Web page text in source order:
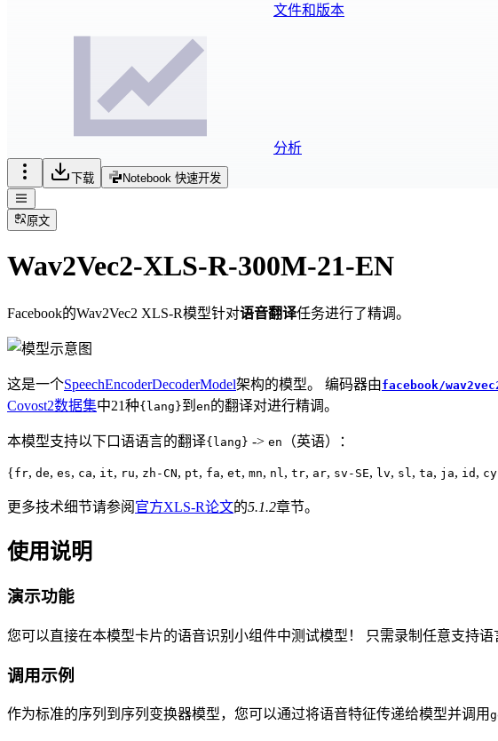
文件和版本
分析
下载 Notebook 快速开发
原文
Wav2Vec2-XLS-R-300M-21-EN
Facebook的Wav2Vec2 XLS-R模型针对语音翻译任务进行了精调。
这是一个SpeechEncoderDecoderModel架构的模型。 编码器由facebook/
Covost2数据集中21种{lang}到 en 的翻译对进行精调。
本模型支持以下口语语言的翻译{lang} -> en （英语）：
{fr, de, es, ca, it, ru, zh-CN, pt, fa, et, mn, nl, tr, ar, sv-SE, lv, sl, ta, ja, id , cy
更多技术细节请参阅 官方XLS-R论文的5.1.2章节。
使用说明
演示功能
您可以直接在本模型卡片的语音识别小组件中测试模型！ 只需录制任意支持
调用示例
作为标准的序列到序列变换器模型，您可以通过将语音特征传递给模型并调用